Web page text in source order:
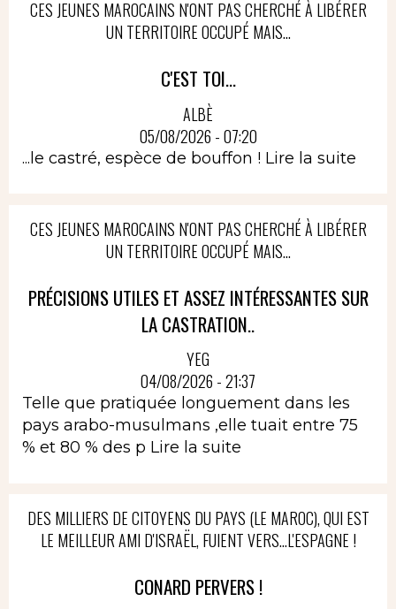
CES JEUNES MAROCAINS N'ONT PAS CHERCHÉ À LIBÉRER
UN TERRITOIRE OCCUPÉ MAIS...
C'EST TOI...
ALBÈ
05/08/2026 - 07:20
...le castré, espèce de bouffon ! Lire la suite
CES JEUNES MAROCAINS N'ONT PAS CHERCHÉ À LIBÉRER
UN TERRITOIRE OCCUPÉ MAIS...
PRÉCISIONS UTILES ET ASSEZ INTÉRESSANTES SUR
LA CASTRATION..
YEG
04/08/2026 - 21:37
Telle que pratiquée longuement dans les
pays arabo-musulmans ,elle tuait entre 75
% et 80 % des p Lire la suite
DES MILLIERS DE CITOYENS DU PAYS (LE MAROC), QUI EST
LE MEILLEUR AMI D'ISRAËL, FUIENT VERS...L'ESPAGNE !
CONARD PERVERS !